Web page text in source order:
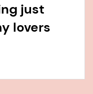
just
lovers